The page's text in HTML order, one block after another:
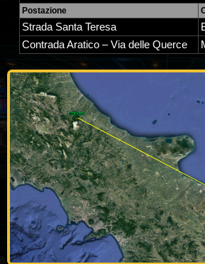
Postazione
Strada Santa Teresa
Contrada Aratico – Via delle Querce